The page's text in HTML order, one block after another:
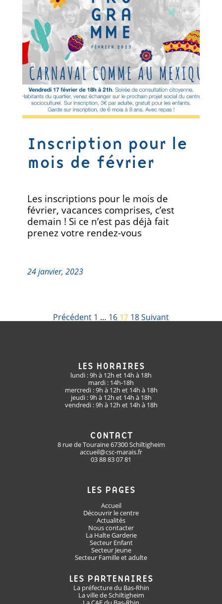
Inscription pour le
mois de février
Les inscriptions pour le mois de
février, vacances comprises, c’est
demain ! Si ce n’est pas déjà fait
prenez votre rendez-vous
24 janvier, 2023
PAGINATION
PUBLICATIONS
Précédent 1 … 16 17 18Suivant
LES HORAIRES
lundi : 9h à 12h et 14h à 18h
mardi : 14h-18h
mercredi : 9h à 12h et 14h à 18h
jeudi : 9h à 12h et 14h à 18h
vendredi : 9h à 12h et 14h à 18h
CONTACT
8 rue de Touraine 67300 Schiltigheim
accueil@csc-marais.fr
03 88 83 07 81
LES PAGES
Accueil
Découvrir le centre
Actualités
Nous contacter
La Halte Garderie
Secteur Enfant
Secteur Jeune
Secteur Famille et adulte
LES PARTENAIRES
La préfecture du Bas-Rhin
La ville de Schiltigheim